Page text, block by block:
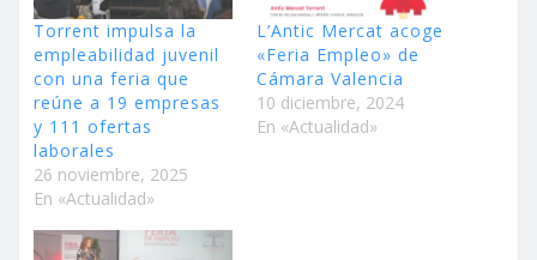
Torrent impulsa la
empleabilidad juvenil
con una feria que
reúne a 19 empresas
y 111 ofertas
laborales
26 noviembre, 2025
En «Actualidad»
L’Antic Mercat acoge
«Feria Empleo» de
Cámara Valencia
10 diciembre, 2024
En «Actualidad»